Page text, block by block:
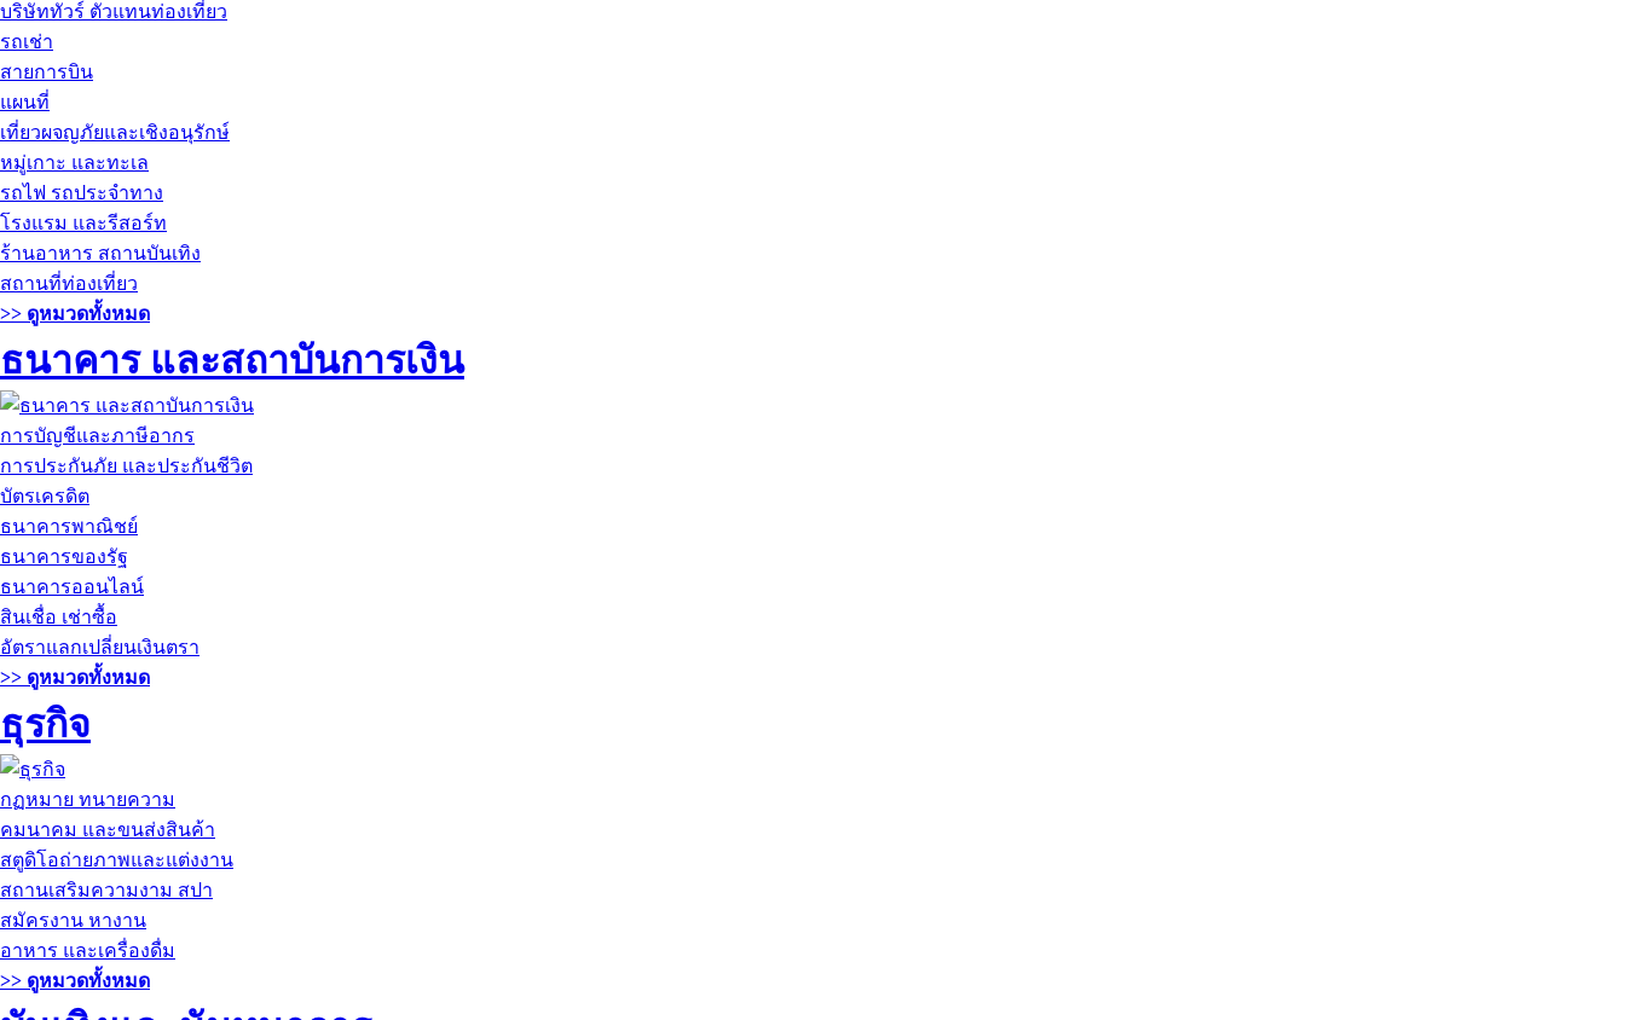
บริษัททัวร์ ตัวแทนท่องเที่ยว
รถเช่า
สายการบิน
แผนที่
เที่ยวผจญภัยและเชิงอนุรักษ์
หมู่เกาะ และทะเล
รถไฟ รถประจำทาง
โรงแรม และรีสอร์ท
ร้านอาหาร สถานบันเทิง
สถานที่ท่องเที่ยว
>> ดูหมวดทั้งหมด
ธนาคาร และสถาบันการเงิน
การบัญชีและภาษีอากร
การประกันภัย และประกันชีวิต
บัตรเครดิต
ธนาคารพาณิชย์
ธนาคารของรัฐ
ธนาคารออนไลน์
สินเชื่อ เช่าซื้อ
อัตราแลกเปลี่ยนเงินตรา
>> ดูหมวดทั้งหมด
ธุรกิจ
กฏหมาย ทนายความ
คมนาคม และขนส่งสินค้า
สตูดิโอถ่ายภาพและแต่งงาน
สถานเสริมความงาม สปา
สมัครงาน หางาน
อาหาร และเครื่องดื่ม
>> ดูหมวดทั้งหมด